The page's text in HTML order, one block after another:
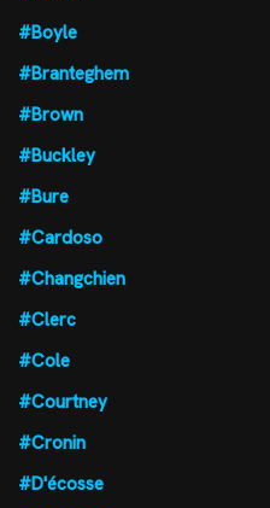
#Boyle
#Branteghem
#Brown
#Buckley
#Bure
#Cardoso
#Changchien
#Clerc
#Cole
#Courtney
#Cronin
#D'écosse